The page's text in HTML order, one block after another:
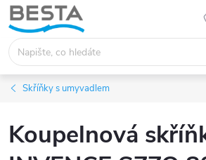
Přejít
na
obsah
Skříňky s umyvadlem
Koupelnová